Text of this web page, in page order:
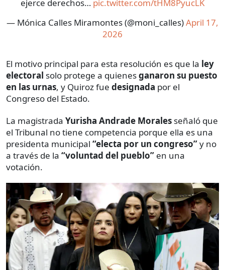
ejerce derechos… pic.twitter.com/tHM8PyucLK
— Mónica Calles Miramontes (@moni_calles)April 17,
2026
El motivo principal para esta resolución es que la ley
electoral solo protege a quienesganaron su puesto
en las urnas, y Quiroz fue designada por el
Congreso del Estado.
La magistrada Yurisha Andrade Morales señaló que
el Tribunal no tiene competencia porque ella es una
presidenta municipal “electa por un congreso”y no
a través de la “voluntad del pueblo” en una
votación.